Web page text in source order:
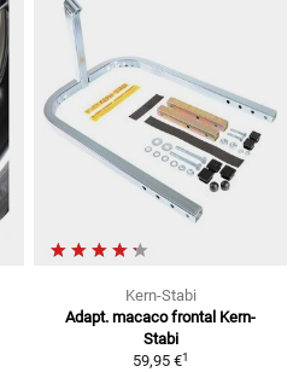
Kern-Stabi
Adapt. macaco frontal Kern-
Stabi
59,95 €1